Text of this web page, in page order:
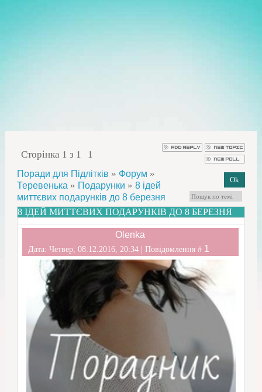
Сторінка 1 з 1 1
Поради для Підлітків » Форум »
Теревенька » Подарунки » 8 ідей
миттєвих подарунків до 8 березня
8 ІДЕЙ МИТТЄВИХ ПОДАРУНКІВ ДО 8 БЕРЕЗНЯ
Olenka
Дата: Четвер, 08.12.2016, 20:34 | Повідомлення # 1